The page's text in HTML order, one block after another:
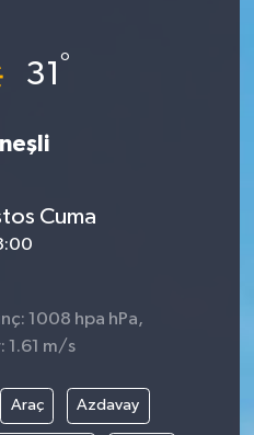
31 °
Cuma
1008 hpa hPa,
1.61 m/s
Araç Azdavay